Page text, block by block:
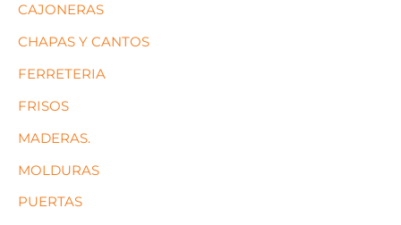
CAJONERAS
CHAPAS Y CANTOS
FERRETERIA
FRISOS
MADERAS.
MOLDURAS
PUERTAS